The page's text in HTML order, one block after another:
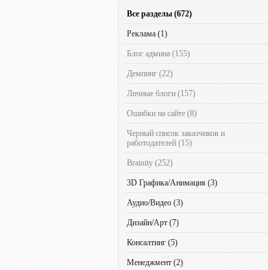
Все разделы (672)
Реклама (1)
Блог админа (155)
Демпинг (22)
Личные блоги (157)
Ошибки на сайте (8)
Черный список заказчиков и
работодателей (15)
Brainity (252)
3D Графика/Анимация (3)
Аудио/Видео (3)
Дизайн/Арт (7)
Консалтинг (5)
Менеджмент (2)